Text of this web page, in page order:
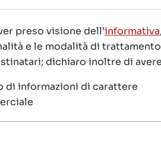
preso visione dell’informativa
e le modalità di
dichiaro inoltre di
di informazioni di carattere